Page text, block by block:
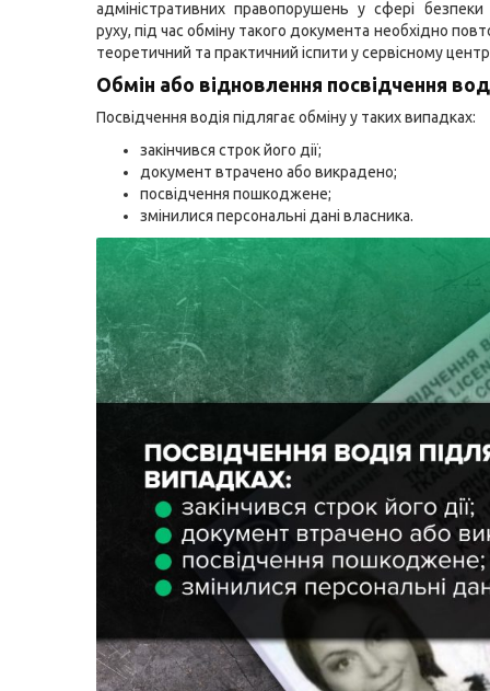
адміністративних правопорушень у сфері
руху, під час обміну такого документа необхідно
теоретичний та практичний іспити у сервісному
Обмін або відновлення посвідчення
Посвідчення водія підлягає обміну у таких випадках:
закінчився строк його дії;
документ втрачено або викрадено;
посвідчення пошкоджене;
змінилися персональні дані власника.